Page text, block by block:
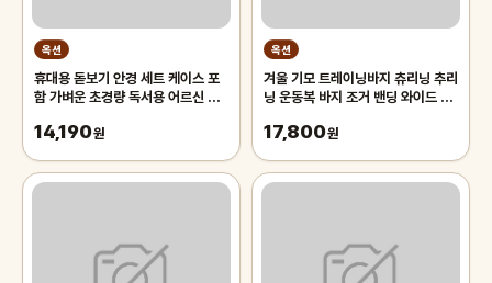
옥션
휴대용 돋보기 안경 세트 케이스 포
함 가벼운 초경량 독서용 어르신 노
남성
14,190원
옥션
겨울 기모 트레이닝바지 츄리닝 추리
닝 운동복 바지 조거 밴딩 와이드 팬
17,800원